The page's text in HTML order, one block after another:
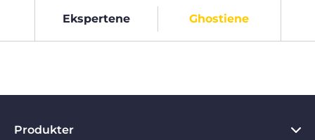
Ekspertene Ghostiene
Produkter